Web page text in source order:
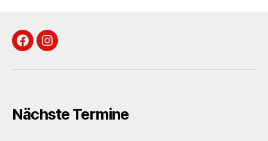
FacebookInstagram
Nächste Termine